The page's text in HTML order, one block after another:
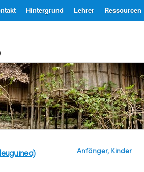
Ressourcen
Lehrer
Hintergrund
Anfänger, Kinder